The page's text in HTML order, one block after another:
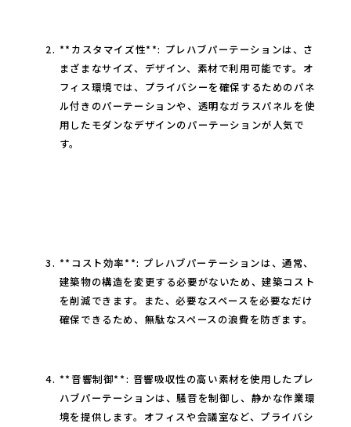
**カスタマイズ性**: プレハブパーテーションは、さ
まざまなサイズ、デザイン、素材で利用可能です。オ
フィス環境では、プライバシーを確保するためのパネ
ル付きのパーテーションや、透明なガラスパネルを使
用したモダンなデザインのパーテーションが人気で
す。
**コスト効率**: プレハブパーテーションは、通常、
建築物の構造を変更する必要がないため、建築コスト
を削減できます。また、必要なスペースを必要なだけ
確保できるため、無駄なスペースの浪費を防ぎます。
**音響制御**: 音響吸収性の高い素材を使用したプレ
ハブパーテーションは、騒音を制御し、静かな作業環
境を提供します。オフィスや会議室など、プライバシ